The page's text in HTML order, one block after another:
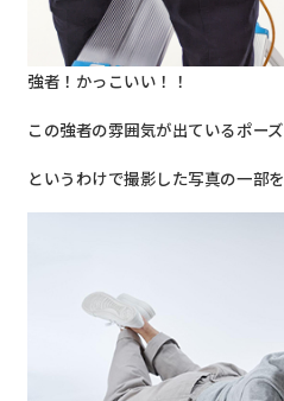
強者！かっこいい！！
この強者の雰囲気が出ているポー
というわけで撮影した写真の一部